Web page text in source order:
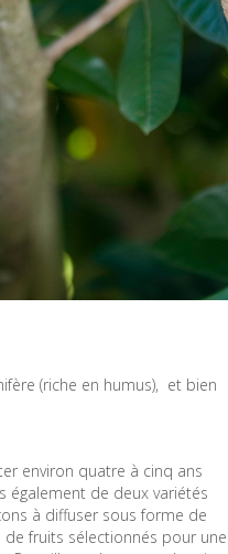
(riche en humus), et bien
environ quatre à cinq ans
également de deux variétés
à diffuser sous forme de
de fruits sélectionnés pour une